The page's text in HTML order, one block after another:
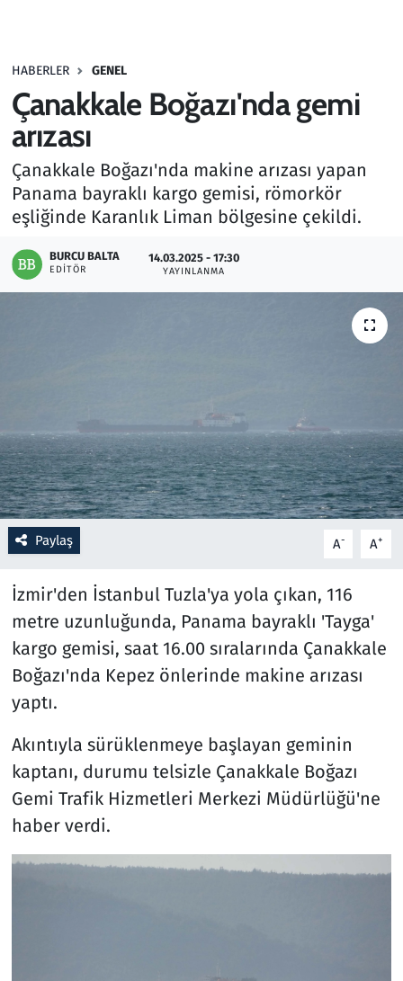
HABERLER GENEL
Çanakkale Boğazı'nda gemi
arızası
Çanakkale Boğazı'nda makine arızası yapan
Panama bayraklı kargo gemisi, römorkör
eşliğinde Karanlık Liman bölgesine çekildi.
BURCU BALTA
EDITÖR
14.03.2025 - 17:30
YAYINLANMA
Paylaş A- A+
İzmir'den İstanbul Tuzla'ya yola çıkan, 116
metre uzunluğunda, Panama bayraklı 'Tayga'
kargo gemisi, saat 16.00 sıralarında Çanakkale
Boğazı'nda Kepez önlerinde makine arızası
yaptı.
Akıntıyla sürüklenmeye başlayan geminin
kaptanı, durumu telsizle Çanakkale Boğazı
Gemi Trafik Hizmetleri Merkezi Müdürlüğü'ne
haber verdi.
Haber
Kurumsal Haberler
Lezzet Durağı
Memur ve Kamu
Resmi İlanlar
Rüya Tabirleri
Sağlık
Savunma Sanayi
Seçim 2023
Spor
Televizyon